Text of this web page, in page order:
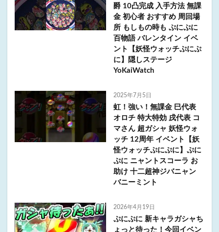
爵 10凸完成 入手方法 無課
金 初心者 おすすめ 周回場
所 もしもの時も ぷにぷに
百物語 バレンタイン イベ
ント【妖怪ウォッチぷにぷ
に】隠しステージ
YoKaiWatch
2025年7月5日
虹！強い！無課金 巳代表
オロチ 特大特効 戌代表 コ
マさん 超ガシャ 妖怪ウォ
ッチ 12周年 イベント【妖
怪ウォッチぷにぷに】ぷに
ぷに ニャントスコーラ お
助け 十二超神ジバニャン
バニーミント
2026年4月19日
ぷにぷに 新キャラガシャち
ょっと待った！今回イベン